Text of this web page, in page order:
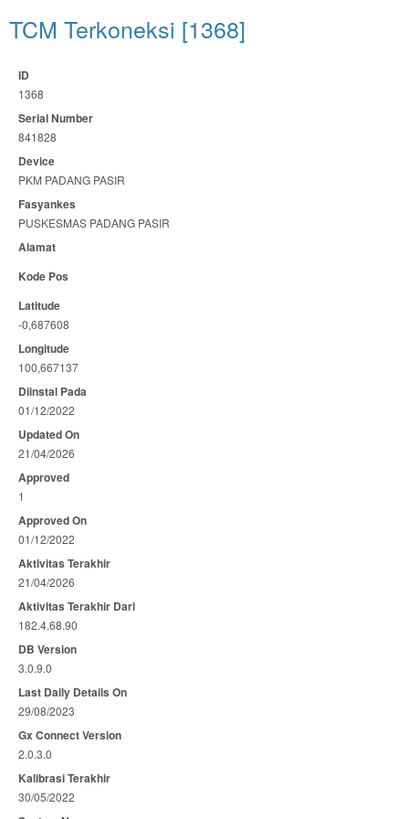
TCM Terkoneksi [1368]
ID
1368
Serial Number
841828
Device
PKM PADANG PASIR
Fasyankes
PUSKESMAS PADANG PASIR
Alamat
Kode Pos
Latitude
-0,687608
Longitude
100,667137
Diinstal Pada
01/12/2022
Updated On
21/04/2026
Approved
1
Approved On
01/12/2022
Aktivitas Terakhir
21/04/2026
Aktivitas Terakhir Dari
182.4.68.90
DB Version
3.0.9.0
Last Daily Details On
29/08/2023
Gx Connect Version
2.0.3.0
Kalibrasi Terakhir
30/05/2022